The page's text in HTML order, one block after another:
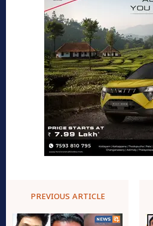
PREVIOUS ARTICLE